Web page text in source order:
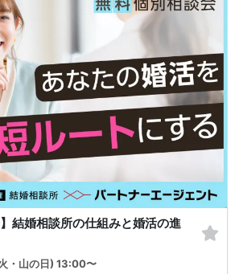
】結婚相談所の仕組みと婚活の進
・山の日) 13:00〜